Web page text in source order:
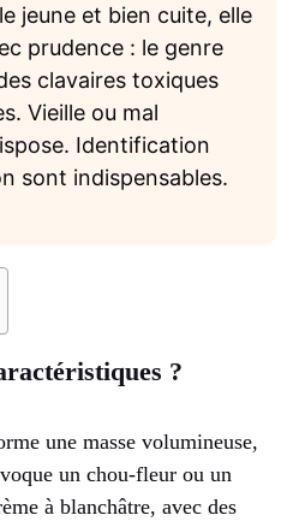
jeune et bien cuite, elle
prudence : le genre
clavaires toxiques
Vieille ou mal
Identification
sont indispensables.
?
une masse volumineuse,
un chou-fleur ou un
à blanchâtre, avec des